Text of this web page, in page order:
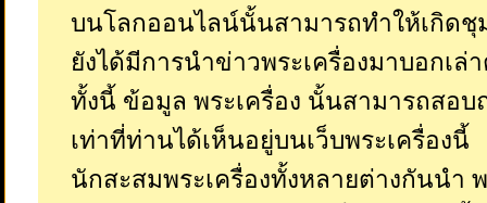
บนโลกออนไลน์นั้นสามารถทำให้เกิด
ยังได้มีการนำข่าวพระเครื่องมาบอกเล่
ทั้งนี้ ข้อมูล พระเครื่อง นั้นสามารถสอ
เท่าที่ท่านได้เห็นอยู่บนเว็บพระเครื่องนี้
นักสะสมพระเครื่องทั้งหลายต่างกันนำ